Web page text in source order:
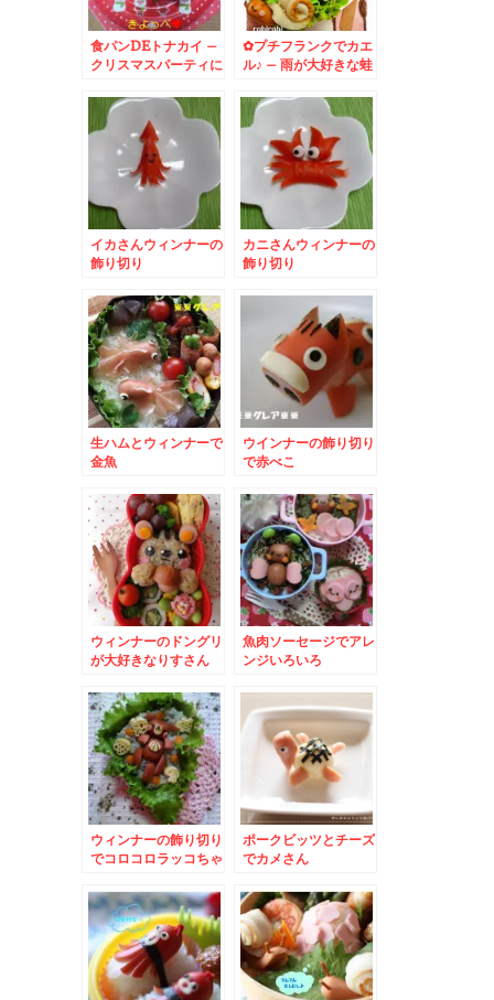
食パンDEトナカイ –
クリスマスパーティに
なかいさん♪
✿プチフランクでカエ
ル♪ – 雨が大好きな蛙
イカさんウィンナーの
飾り切り
カニさんウィンナーの
飾り切り
生ハムとウィンナーで
金魚
ウインナーの飾り切り
で赤べこ
ウィンナーのドングリ
が大好きなりすさん
魚肉ソーセージでアレ
ンジいろいろ
ウィンナーの飾り切り
でコロコロラッコちゃ
ポークビッツとチーズ
でカメさん